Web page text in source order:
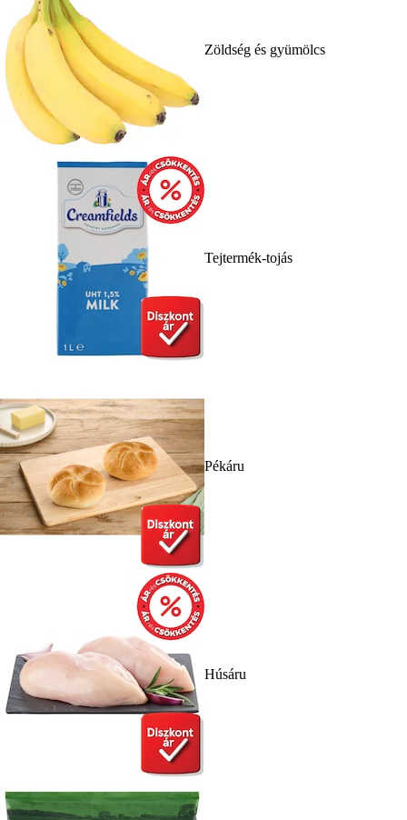
Zöldség és gyümölcs
Tejtermék-tojás
Pékáru
Húsáru